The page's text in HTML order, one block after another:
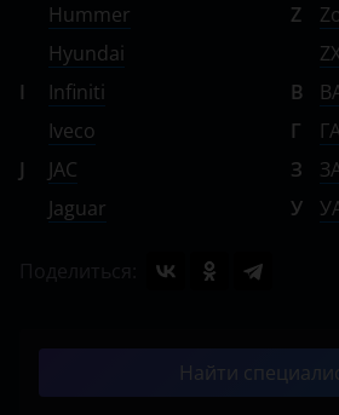
Hummer
Hyundai
I
Infiniti
Iveco
J
JAC
Jaguar
Z
В
Г
З
У
Найти